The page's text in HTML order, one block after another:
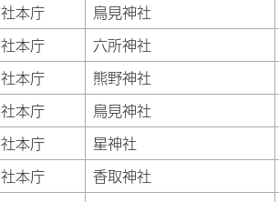
本庁
鳥見神社
本庁
六所神社
本庁
熊野神社
本庁
鳥見神社
本庁
星神社
本庁
香取神社